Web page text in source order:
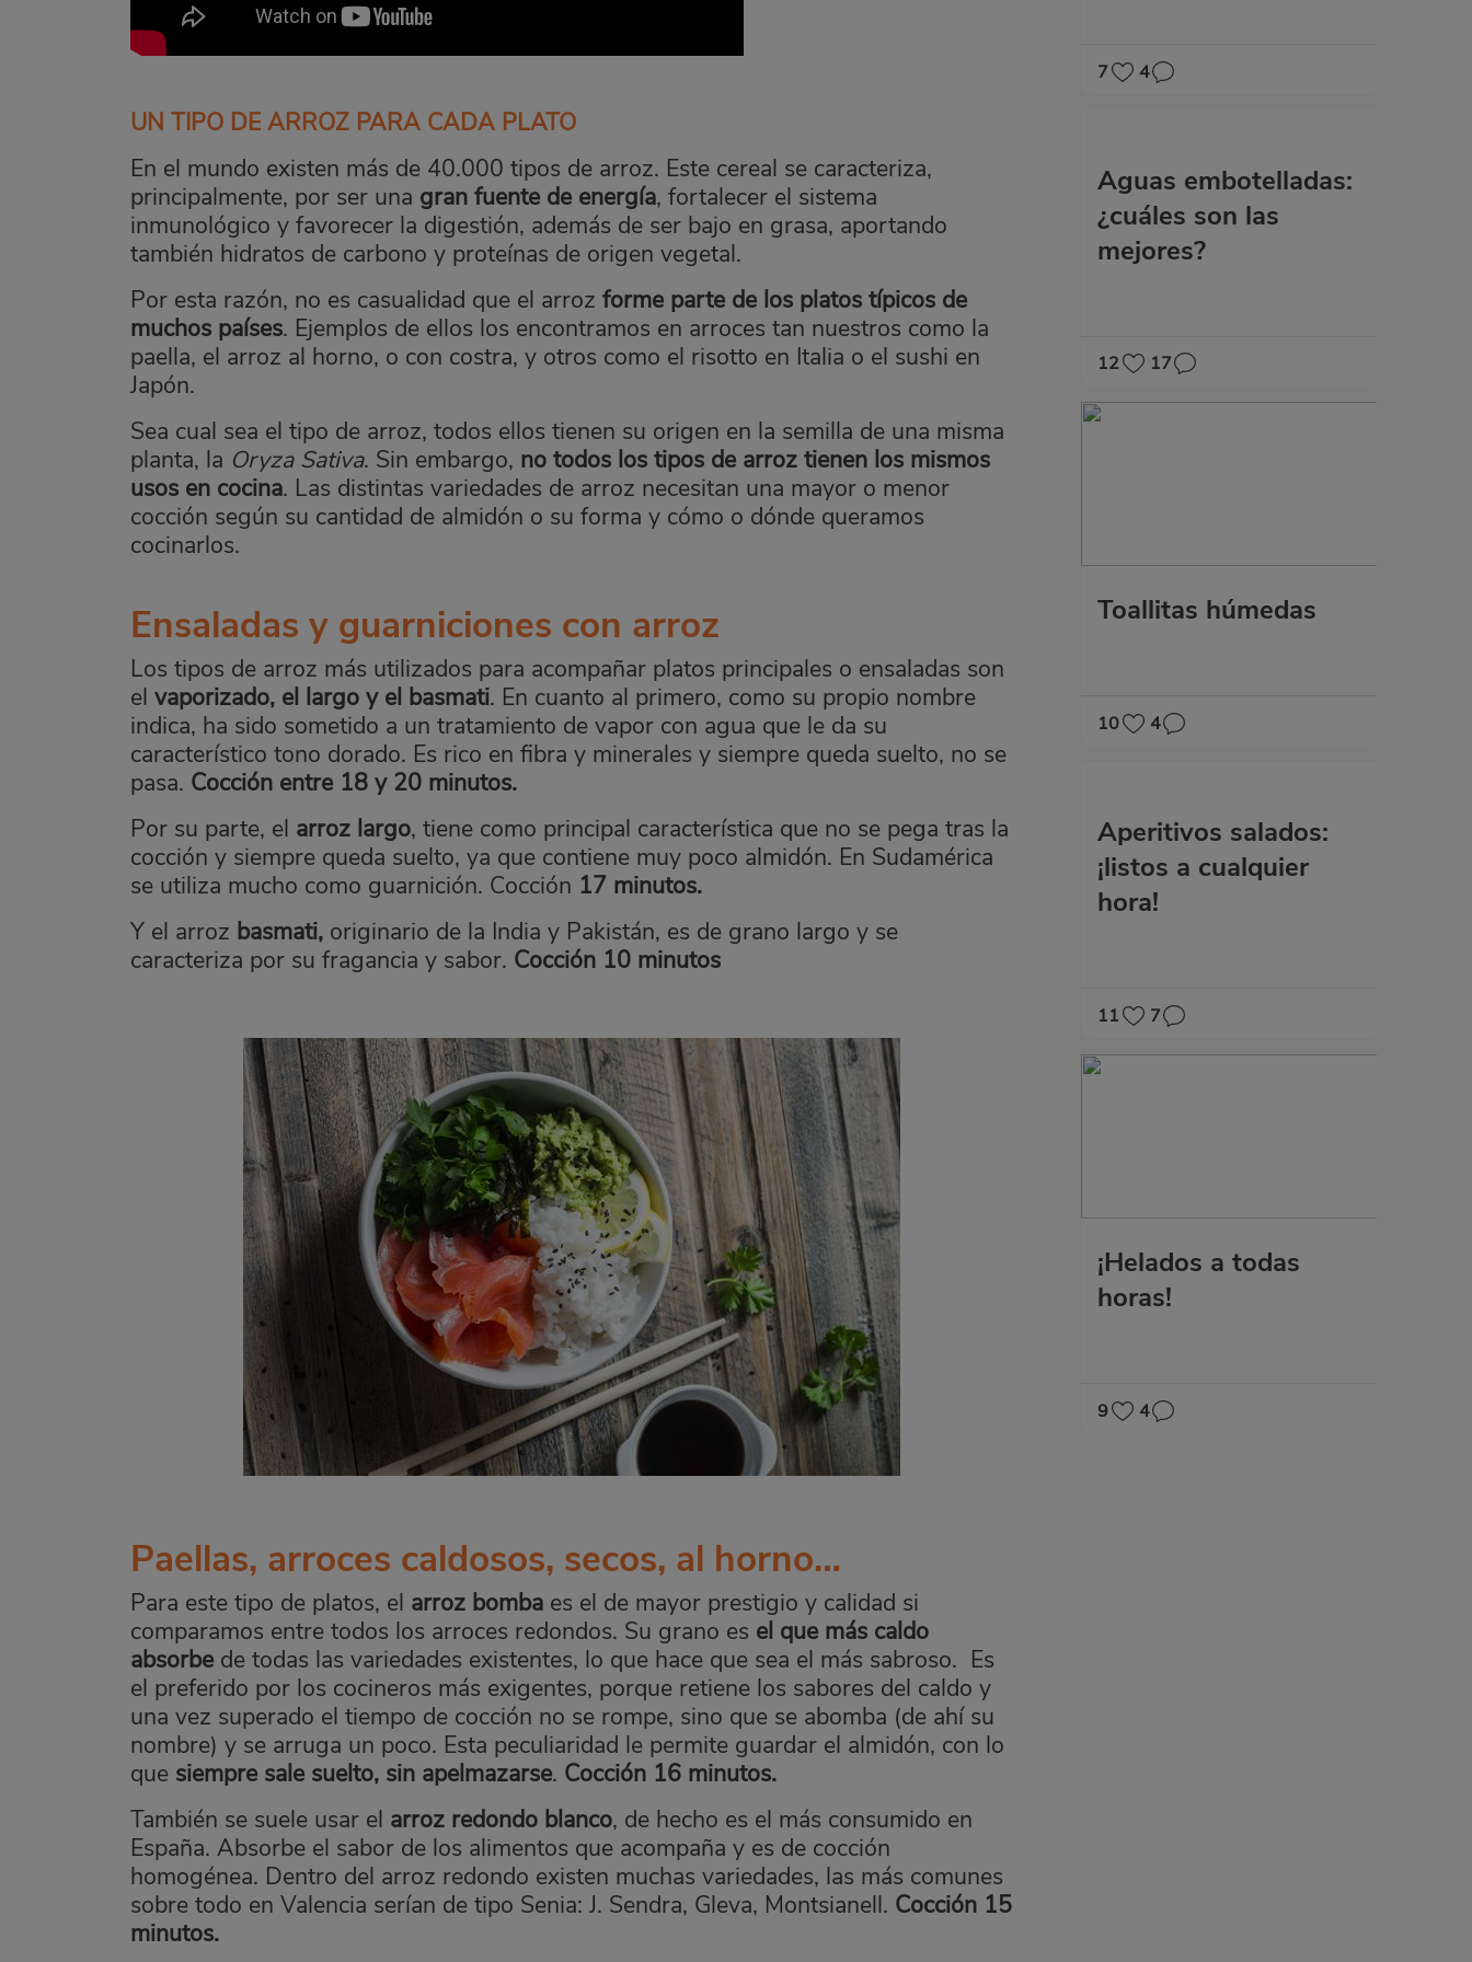
7 4
Aguas embotelladas:
¿cuáles son las
mejores?
12 17
Toallitas húmedas
10 4
Aperitivos salados:
¡listos a cualquier
hora!
11 7
¡Helados a todas
horas!
9 4
UN TIPO DE ARROZ PARA CADA PLATO
En el mundo existen más de 40.000 tipos de arroz. Este cereal se caracteriza,
principalmente, por ser una gran fuente de energía, fortalecer el sistema
inmunológico y favorecer la digestión, además de ser bajo en grasa, aportando
también hidratos de carbono y proteínas de origen vegetal.
Por esta razón, no es casualidad que el arroz forme parte de los platos típicos de
muchos países. Ejemplos de ellos los encontramos en arroces tan nuestros como la
paella, el arroz al horno, o con costra, y otros como el risotto en Italia o el sushi en
Japón.
Sea cual sea el tipo de arroz, todos ellos tienen su origen en la semilla de una misma
planta, la Oryza Sativa. Sin embargo, no todos los tipos de arroz tienen los mismos
usos en cocina. Las distintas variedades de arroz necesitan una mayor o menor
cocción según su cantidad de almidón o su forma y cómo o dónde queramos
cocinarlos.
Ensaladas y guarniciones con arroz
Los tipos de arroz más utilizados para acompañar platos principales o ensaladas son
el vaporizado, el largo y el basmati. En cuanto al primero, como su propio nombre
indica, ha sido sometido a un tratamiento de vapor con agua que le da su
característico tono dorado. Es rico en fibra y minerales y siempre queda suelto, no se
pasa. Cocción entre 18 y 20 minutos.
Por su parte, el arroz largo, tiene como principal característica que no se pega tras la
cocción y siempre queda suelto, ya que contiene muy poco almidón. En Sudamérica
se utiliza mucho como guarnición. Cocción 17 minutos.
Y el arroz basmati, originario de la India y Pakistán, es de grano largo y se
caracteriza por su fragancia y sabor. Cocción 10 minutos
Paellas, arroces caldosos, secos, al horno…
Para este tipo de platos, el arroz bomba es el de mayor prestigio y calidad si
comparamos entre todos los arroces redondos. Su grano es el que más caldo
absorbe de todas las variedades existentes, lo que hace que sea el más sabroso. Es
el preferido por los cocineros más exigentes, porque retiene los sabores del caldo y
una vez superado el tiempo de cocción no se rompe, sino que se abomba (de ahí su
nombre) y se arruga un poco. Esta peculiaridad le permite guardar el almidón, con lo
que siempre sale suelto, sin apelmazarse. Cocción 16 minutos.
También se suele usar el arroz redondo blanco, de hecho es el más consumido en
España. Absorbe el sabor de los alimentos que acompaña y es de cocción
homogénea. Dentro del arroz redondo existen muchas variedades, las más comunes
sobre todo en Valencia serían de tipo Senia: J. Sendra, Gleva, Montsianell. Cocción 15
minutos.